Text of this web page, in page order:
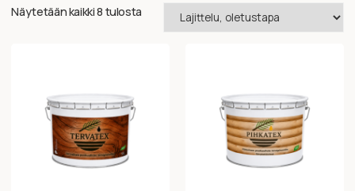
Näytetään kaikki 8 tulosta